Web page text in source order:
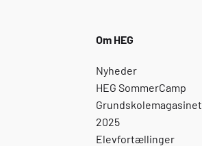
Om HEG
Nyheder
HEG SommerCamp
Grundskolemagasinet
2025
Elevfortællinger